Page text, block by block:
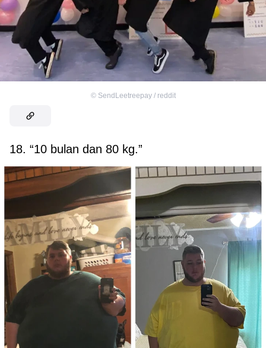
© SendLeetreepay / reddit
18. “10 bulan dan 80 kg.”